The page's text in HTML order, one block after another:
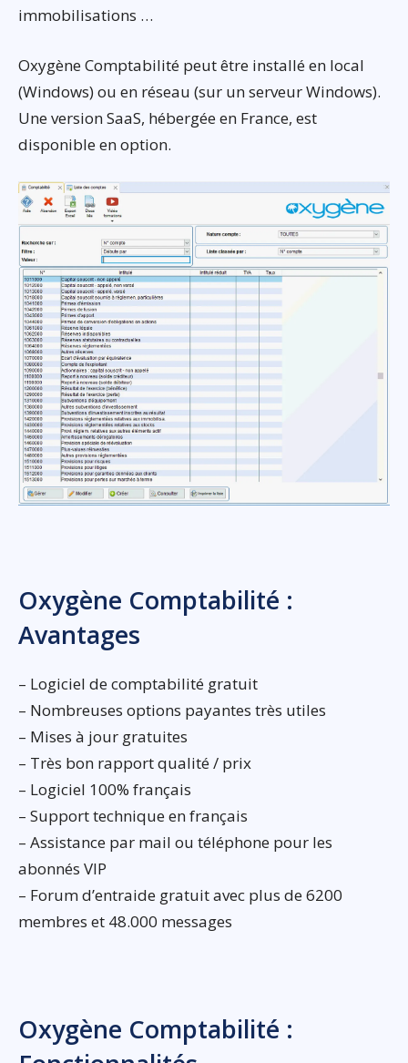
immobilisations …
Oxygène Comptabilité peut être installé en local
(Windows) ou en réseau (sur un serveur Windows).
Une version SaaS, hébergée en France, est
disponible en option.
Oxygène Comptabilité :
Avantages
– Logiciel de comptabilité gratuit
– Nombreuses options payantes très utiles
– Mises à jour gratuites
– Très bon rapport qualité / prix
– Logiciel 100% français
– Support technique en français
– Assistance par mail ou téléphone pour les
abonnés VIP
– Forum d’entraide gratuit avec plus de 6200
membres et 48.000 messages
Oxygène Comptabilité :